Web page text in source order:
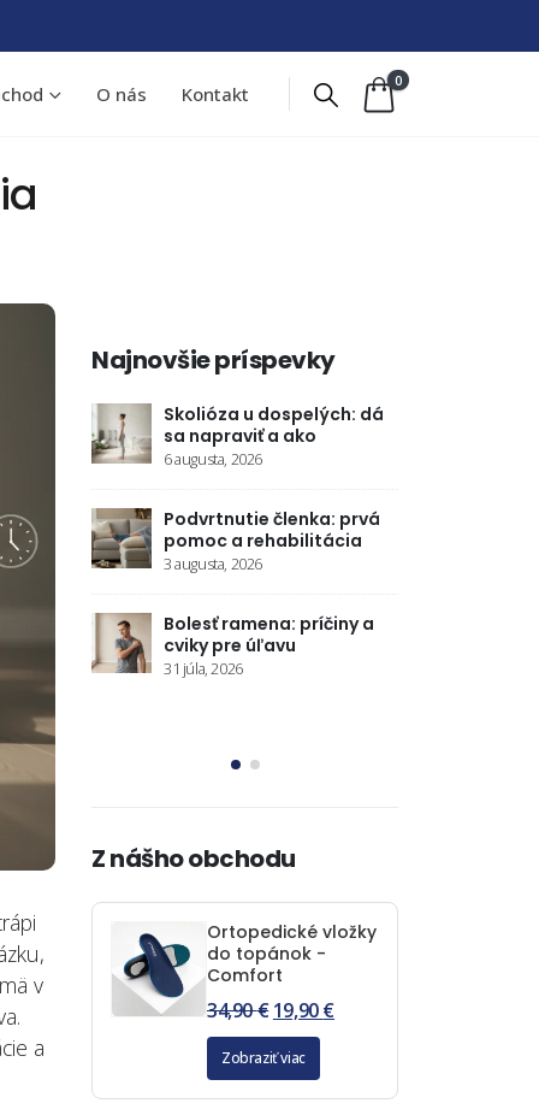
O nás Kontakt
0
v
a
Najnovšie príspevky
prvá
a
Ischias (zápal sedacieho
nervu): príčiny a úľava
28 júla, 2026
Ergonomická stolička: ako
ju vybrať a správne
nastaviť
Správne držanie tela pri
sedení: opora chrbta aj
Z nášho obchodu
Ortopedické vložky
do topánok -
Comfort
34,90€ 19,90€
Zobraziť viac